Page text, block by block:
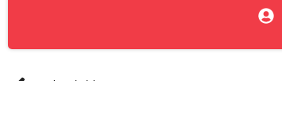
Article Précédent